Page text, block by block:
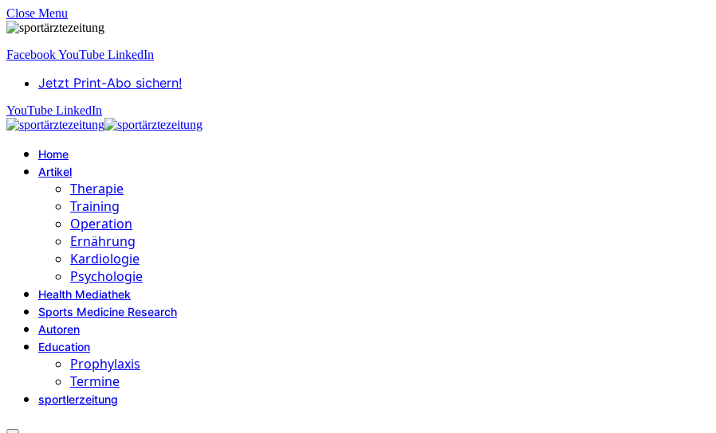
Close Menu
FacebookYouTube LinkedIn
Jetzt Print-Abo sichern!
YouTube LinkedIn
Home
Artikel
Therapie
Training
Operation
Ernährung
Kardiologie
Psychologie
Health Mediathek
Sports Medicine Research
Autoren
Education
Prophylaxis
Termine
sportlerzeitung